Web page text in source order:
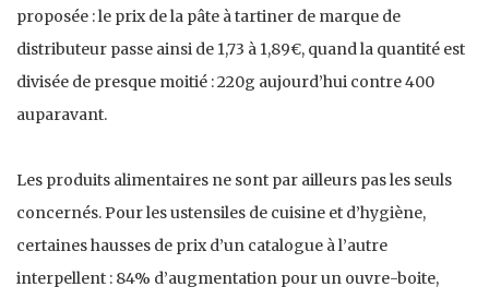
proposée : le prix de la pâte à tartiner de marque de
distributeur passe ainsi de 1,73 à 1,89€, quand la quantité est
divisée de presque moitié : 220g aujourd’hui contre 400
auparavant.
Les produits alimentaires ne sont par ailleurs pas les seuls
concernés. Pour les ustensiles de cuisine et d’hygiène,
certaines hausses de prix d’un catalogue à l’autre
interpellent : 84% d’augmentation pour un ouvre-boite,